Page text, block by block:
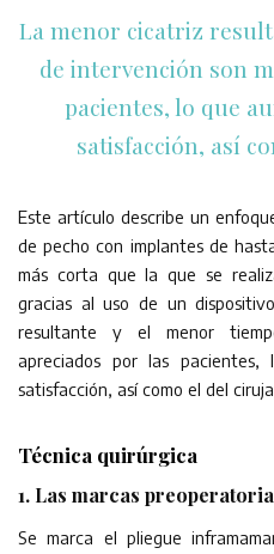
La menor cicatriz
de intervención son
pacientes, lo que
satisfacción, así
Este artículo describe un
de pecho con implantes de
más corta que la que se
gracias al uso de un
resultante y el menor
apreciados por las
satisfacción, así como el del
Técnica quirúrgica
1. Las marcas
Se marca el pliegue